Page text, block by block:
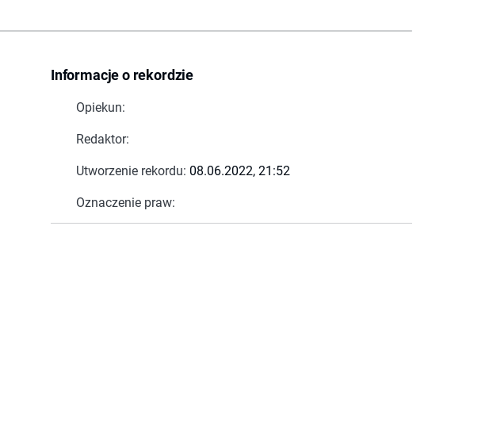
Informacje o rekordzie
Opiekun:
Redaktor:
Utworzenie rekordu: 08.06.2022, 21:52
Oznaczenie praw: